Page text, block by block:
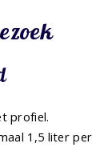
profiel.
1,5 liter per